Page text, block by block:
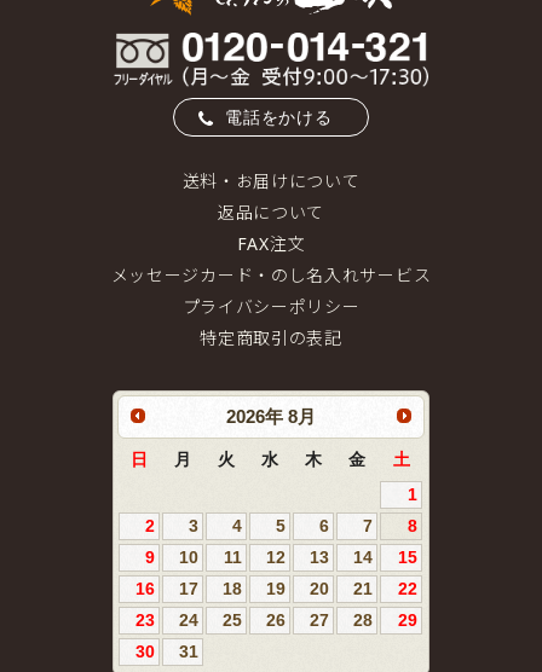
電話をかける
送料・お届けについて
返品について
FAX注文
メッセージカード・のし名入れサービス
プライバシーポリシー
特定商取引の表記
2026年 8月
日 月 火 水 木 金
土
1
2
3 4 5 6 7
8
9
10 11 12 13 14
15
16
17 18 19 20 21
22
23
24 25 26 27 28
29
30
31